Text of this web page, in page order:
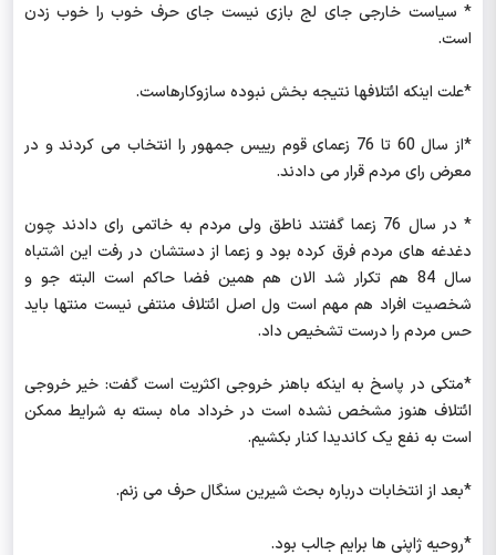
* سیاست خارجی جای لج بازی نیست جای حرف خوب را خوب زدن
است.
*علت اینکه ائتلافها نتیجه بخش نبوده سازوکارهاست.
*از سال 60 تا 76 زعمای قوم رییس جمهور را انتخاب می کردند و در
معرض رای مردم قرار می دادند.
* در سال 76 زعما گفتند ناطق ولی مردم به خاتمی رای دادند چون
دغدغه های مردم فرق کرده بود و زعما از دستشان در رفت این اشتباه
سال 84 هم تکرار شد الان هم همین فضا حاکم است البته جو و
شخصیت افراد هم مهم است ول اصل ائتلاف منتفی نیست منتها باید
حس مردم را درست تشخیص داد.
*متکی در پاسخ به اینکه باهنر خروجی اکثریت است گفت: خیر خروجی
ائتلاف هنوز مشخص نشده است در خرداد ماه بسته به شرایط ممکن
است به نفع یک کاندیدا کنار بکشیم.
*بعد از انتخابات درباره بحث شیرین سنگال حرف می زنم.
*روحیه ژاپنی ها برایم جالب بود.